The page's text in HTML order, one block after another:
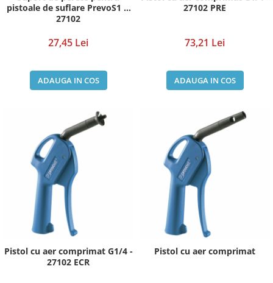
pistoale de suflare PrevoS1 și
27102
27,45 Lei
ADAUGA IN COS
27102 PRE
73,21 Lei
ADAUGA IN COS
Pistol cu aer comprimat G1/4 -
27102 ECR
Pistol cu aer comprimat